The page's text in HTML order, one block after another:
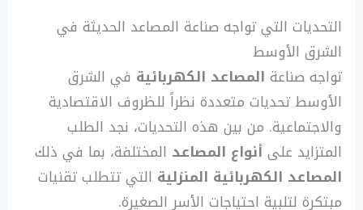
التحديات التي تواجه صناعة المصاعد الحديثة في
الشرق الأوسط
تواجه صناعة المصاعد الكهربائية في الشرق
الأوسط تحديات متعددة نظراً للظروف الاقتصادية
والاجتماعية. من بين هذه التحديات، نجد الطلب
المتزايد على أنواع المصاعد المختلفة، بما في ذلك
المصاعد الكهربائية المنزلية التي تتطلب تقنيات
مبتكرة لتلبية احتياجات الأسر الصغيرة.